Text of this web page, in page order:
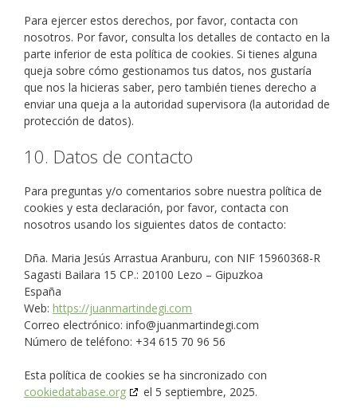
Para ejercer estos derechos, por favor, contacta con
nosotros. Por favor, consulta los detalles de contacto en la
parte inferior de esta política de cookies. Si tienes alguna
queja sobre cómo gestionamos tus datos, nos gustaría
que nos la hicieras saber, pero también tienes derecho a
enviar una queja a la autoridad supervisora (la autoridad de
protección de datos).
10. Datos de contacto
Para preguntas y/o comentarios sobre nuestra política de
cookies y esta declaración, por favor, contacta con
nosotros usando los siguientes datos de contacto:
Dña. Maria Jesús Arrastua Aranburu, con NIF 15960368-R
Sagasti Bailara 15 CP.: 20100 Lezo – Gipuzkoa
España
Web: https://juanmartindegi.com
Correo electrónico: info@juanmartindegi.com
Número de teléfono: +34 615 70 96 56
Esta política de cookies se ha sincronizado con
cookiedatabase.org
el 5 septiembre, 2025.